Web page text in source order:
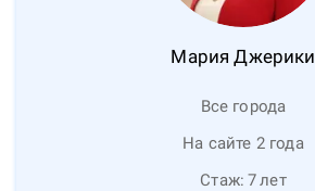
Мария Джерики
Все города
На сайте 2 года
Стаж: 7лет